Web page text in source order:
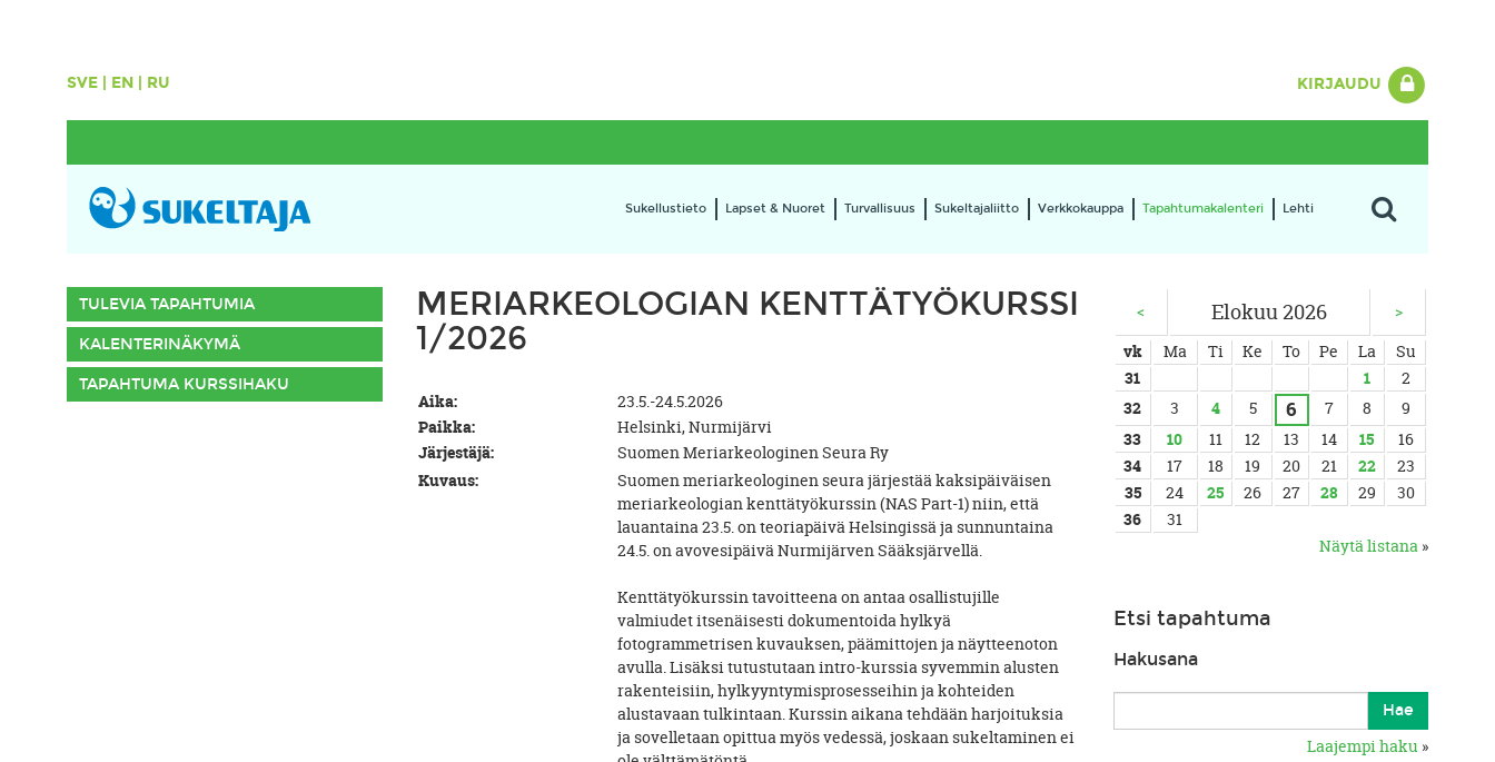
SVE | EN | RU KIRJAUDU
Sukellustieto Lapset & Nuoret Turvallisuus Sukeltajaliitto Verkkokauppa Tapahtumakalenteri Lehti
TULEVIA TAPAHTUMIA
KALENTERINÄKYMÄ
TAPAHTUMA KURSSIHAKU
MERIARKEOLOGIAN KENTTÄTYÖKURSSI
1/2026
Aika:
23.5.-24.5.2026
Paikka:
Helsinki, Nurmijärvi
Järjestäjä:
Suomen Meriarkeologinen Seura Ry
Kuvaus:
Suomen meriarkeologinen seura järjestää kaksipäiväisen
meriarkeologian kenttätyökurssin (NAS Part-1) niin, että
lauantaina 23.5. on teoriapäivä Helsingissä ja sunnuntaina
24.5. on avovesipäivä Nurmijärven Sääksjärvellä.
Kenttätyökurssin tavoitteena on antaa osallistujille
valmiudet itsenäisesti dokumentoida hylkyä
fotogrammetrisen kuvauksen, päämittojen ja näytteenoton
avulla. Lisäksi tutustutaan intro-kurssia syvemmin alusten
rakenteisiin, hylkyyntymisprosesseihin ja kohteiden
alustavaan tulkintaan. Kurssin aikana tehdään harjoituksia
ja sovelletaan opittua myös vedessä, joskaan sukeltaminen ei
< Elokuu 2026
>
vk
Ma Ti Ke To Pe La
Su
31
1
2
32
3 4 5 6 7 8
9
33
10 11 12 13 14 15
16
34
17 18 19 20 21 22
23
35
24 25 26 27 28 29
30
36
31
Näytä listana »
Etsi tapahtuma
Hakusana
Laajempi haku »